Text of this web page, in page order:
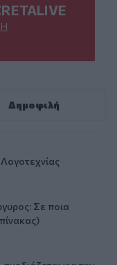
Δημοφιλή
Σε ποια